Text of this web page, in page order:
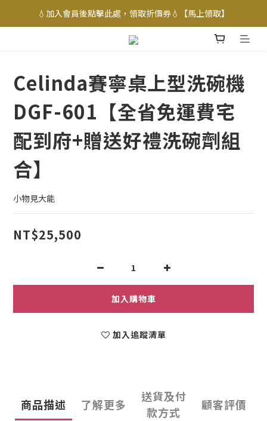
💧加入會員後點擊此處，領取折價券💧【馬上領取】
Celinda賽寧桌上型洗碗機
DGF-601【全省免運費宅
配到府+贈送好禮洗碗劑組
合】
小物見大能
NT$25,500
加入購物車
加入追蹤清單
商品描述 了解更多
送貨及付
款方式
顧客評價